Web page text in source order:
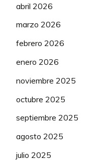
abril 2026
marzo 2026
febrero 2026
enero 2026
noviembre 2025
octubre 2025
septiembre 2025
agosto 2025
julio 2025